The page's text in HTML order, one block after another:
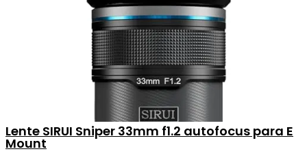
Lente SIRUI Sniper 33mm f1.2 autofocus para E
Mount